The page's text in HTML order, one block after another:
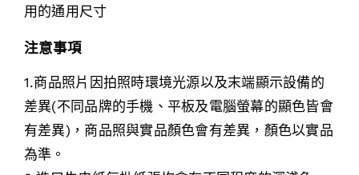
用的通用尺寸
注意事項
1.商品照片因拍照時環境光源以及末端顯示設備的
差異(不同品牌的手機、平板及電腦螢幕的顯色皆會
有差異)，商品照與實品顏色會有差異，顏色以實品
為準。